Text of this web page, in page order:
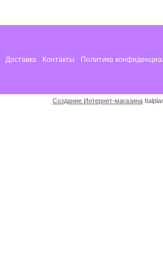
Доставка Контакты Политика
Создание Интернет-магазина